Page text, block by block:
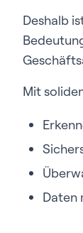
Deshalb
Mit
Daten